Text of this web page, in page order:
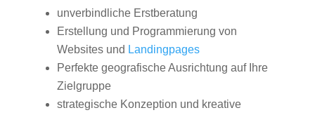
unverbindliche Erstberatung
Erstellung und Programmierung von
Websites und Landingpages
Perfekte geografische Ausrichtung auf Ihre
Zielgruppe
strategische Konzeption und kreative